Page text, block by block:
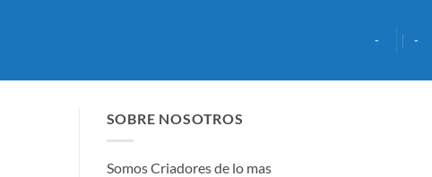
- -
SOBRE NOSOTROS
Somos Criadores de lo mas